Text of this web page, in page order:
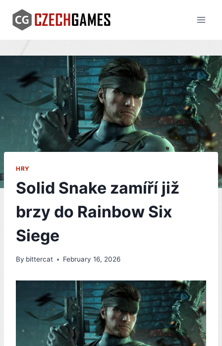
content
HRY
Solid Snake zamíří již
brzy do Rainbow Six
Siege
By bittercat February 16, 2026